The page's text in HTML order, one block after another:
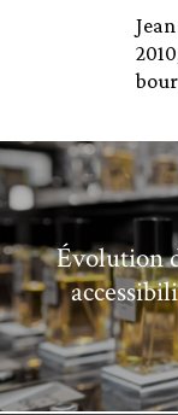
Évolution